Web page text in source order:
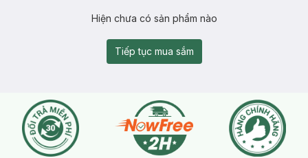
Hiện chưa có sản phẩm nào
Tiếp tục mua sắm